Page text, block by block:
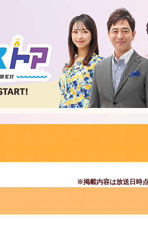
※掲載内容は放送日時点